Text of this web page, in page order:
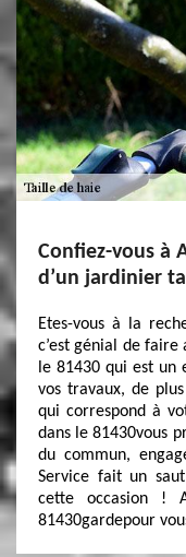
Confiez-vous à
d’un jardinier
Etes-vous à la
c’est génial de faire
le 81430 qui est un
vos travaux, de
qui correspond à
dans le 81430vous
du commun,
Service fait un
cette occasion !
81430gardepour